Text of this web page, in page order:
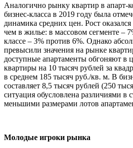
Аналогично рынку квартир в апарт-
бизнес-класса в 2019 году была
динамика средних цен. Рост
чем в жилье: в массовом сегменте –
классе – 3% против 6%. Однако
превысили значения на рынке
доступные апартаменты обгоняют в
квартиры на 10 тысяч рублей за
в среднем 185 тысяч руб./кв. м. В
составляет 8,5 тысяч рублей (250
ситуация обусловлена различиями в
меньшими размерами лотов
Молодые игроки рынка